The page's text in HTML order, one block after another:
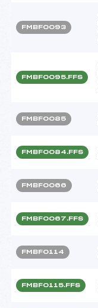
FMBF0093
FMBF0095.FFS
FMBF0085
FMBF0084.FFS
FMBF0066
FMBF0067.FFS
FMBF0114
FMBF0115.FFS